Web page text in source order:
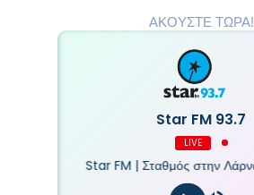
ΑΚΟΥΣΤΕ ΤΩΡΑ!
Star FM 93.7
LIVE
Star FM | Σταθμός στην Λάρνακα